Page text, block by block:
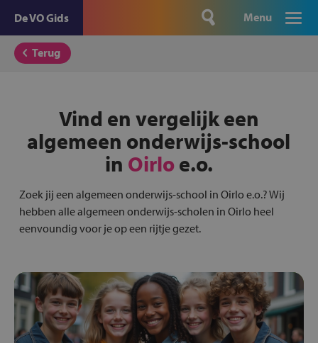
De VO Gids Menu
Terug
Vind en vergelijk een
algemeen onderwijs-school
in Oirloe.o.
Zoek jij een algemeen onderwijs-school in Oirlo e.o.? Wij
hebben alle algemeen onderwijs-scholen in Oirlo heel
eenvoundig voor je op een rijtje gezet.